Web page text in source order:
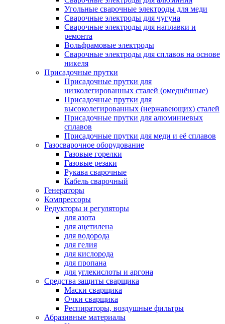
Угольные сварочные электроды для меди
Сварочные электроды для чугуна
Сварочные электроды для наплавки и
ремонта
Вольфрамовые электроды
Сварочные электроды для сплавов на основе
никеля
Присадочные прутки
Присадочные прутки для
низколегированных сталей (омеднённые)
Присадочные прутки для
высоколегированных (нержавеющих) сталей
Присадочные прутки для алюминиевых
сплавов
Присадочные прутки для меди и её сплавов
Газосварочное оборудование
Газовые горелки
Газовые резаки
Рукава сварочные
Кабель сварочный
Генераторы
Компрессоры
Редукторы и регуляторы
для азота
для ацетилена
для водорода
для гелия
для кислорода
для пропана
для углекислоты и аргона
Средства защиты сварщика
Маски сварщика
Очки сварщика
Респираторы, воздушные фильтры
Абразивные материалы